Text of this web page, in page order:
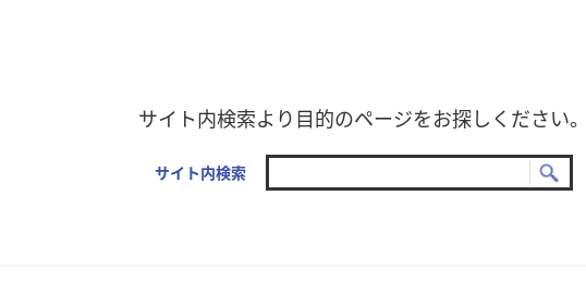
サイト内検索より目的のページをお探しください。
サイト内検索